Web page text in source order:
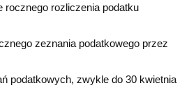
rocznego rozliczenia podatku
zeznania podatkowego przez
podatkowych, zwykle do 30 kwietnia